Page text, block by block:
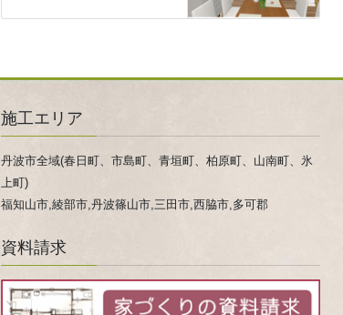
施工エリア
丹波市全域(春日町、市島町、青垣町、柏原町、山南町、氷
上町)
福知山市,綾部市,丹波篠山市,三田市,西脇市,多可郡
資料請求